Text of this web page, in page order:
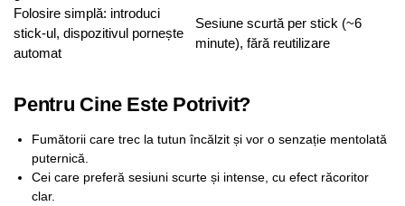
Folosire simplă: introduci
stick-ul, dispozitivul pornește
automat
Sesiune scurtă per stick (~6
minute), fără reutilizare
Pentru Cine Este Potrivit?
Fumătorii care trec la tutun încălzit și vor o senzație mentolată
puternică.
Cei care preferă sesiuni scurte și intense, cu efect răcoritor
clar.